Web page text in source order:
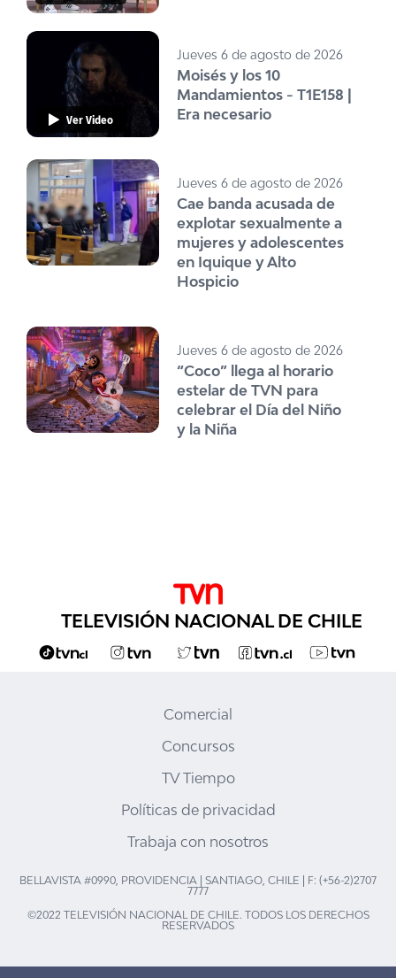
Ver Video
Jueves 6 de agosto de 2026
Moisés y los 10
Mandamientos - T1E158 |
Era necesario
Jueves 6 de agosto de 2026
Cae banda acusada de
explotar sexualmente a
mujeres y adolescentes
en Iquique y Alto
Hospicio
Jueves 6 de agosto de 2026
“Coco” llega al horario
estelar de TVN para
celebrar el Día del Niño
y la Niña
TELEVISIÓN NACIONAL DE CHILE
Comercial
Concursos
TV Tiempo
Políticas de privacidad
Trabaja con nosotros
BELLAVISTA #0990, PROVIDENCIA | SANTIAGO, CHILE | F: (+56-2)2707
7777
©2022 TELEVISIÓN NACIONAL DE CHILE. TODOS LOS DERECHOS
RESERVADOS